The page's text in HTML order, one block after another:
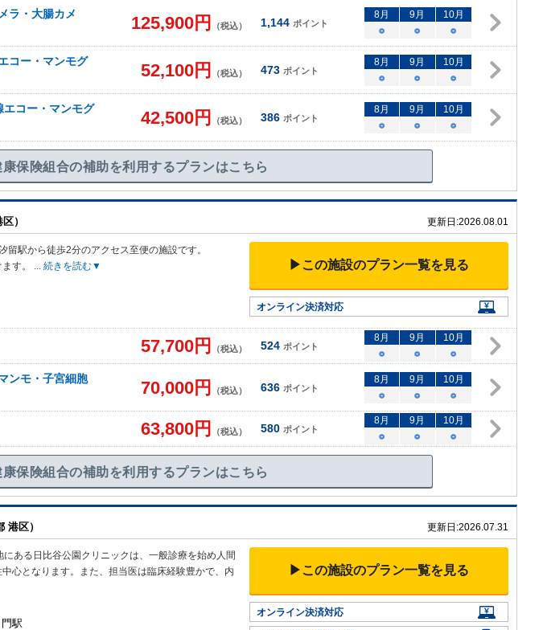
ラ・大腸カメ
125,900円 （税込） 1,144 ポイント
8月 9月 10月
○
○ ○
コー・マンモグ
52,100円 （税込） 473 ポイント
8月 9月 10月
○
○ ○
エコー・マンモグ
42,500円 （税込） 386 ポイント
8月 9月 10月
○
○ ○
康保険組合の補助を利用するプランはこちら
） 更新日:2026.08.01
駅から徒歩2分のアクセス至便の施設です。
す。 ... 続きを読む▼
▶この施設のプラン一覧を見る
オンライン決済対応
57,700円 （税込） 524 ポイント
8月 9月 10月
○
○ ○
ンモ・子宮細胞
70,000円 （税込） 636 ポイント
8月 9月 10月
○
○ ○
63,800円 （税込） 580 ポイント
8月 9月 10月
○
○ ○
康保険組合の補助を利用するプランはこちら
港区） 更新日:2026.07.31
ある日比谷公園クリニックは、一般診療を始め人間
心となります。また、担当医は臨床経験豊かで、内
駅
▶この施設のプラン一覧を見る
オンライン決済対応